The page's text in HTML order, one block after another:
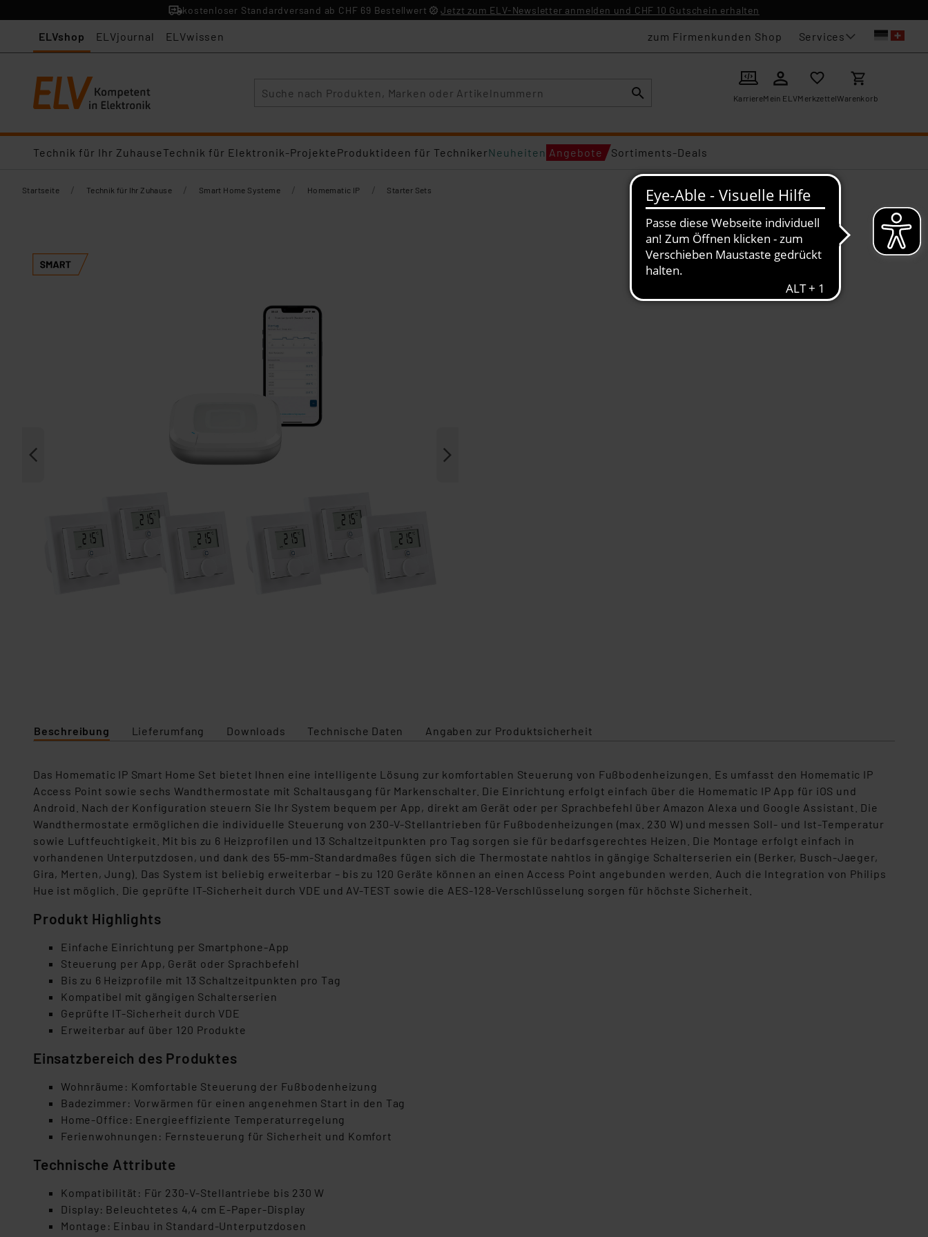
kostenloser Standardversand ab CHF 69 Bestellwert Jetzt zum ELV-Newsletter anmelden und CHF 10 Gutschein erhalten
ELVshop ELVjournal ELVwissen zum Firmenkunden Shop Services
KarriereMein ELVMerkzettelWarenkorb
Technik für Ihr ZuhauseTechnik für Elektronik-ProjekteProduktideen für TechnikerNeuheiten Angebote Sortiments-Deals
Startseite / Technik für Ihr Zuhause / Smart Home Systeme / Homematic IP / Starter Sets
Beschreibung Lieferumfang Downloads Technische Daten Angaben zur Produktsicherheit
Das Homematic IP Smart Home Set bietet Ihnen eine intelligente Lösung zur komfortablen Steuerung von Fußbodenheizungen. Es umfasst den Homematic IP
Access Point sowie sechs Wandthermostate mit Schaltausgang für Markenschalter. Die Einrichtung erfolgt einfach über die Homematic IP App für iOS und
Android. Nach der Konfiguration steuern Sie Ihr System bequem per App, direkt am Gerät oder per Sprachbefehl über Amazon Alexa und Google Assistant. Die
Wandthermostate ermöglichen die individuelle Steuerung von 230-V-Stellantrieben für Fußbodenheizungen (max. 230 W) und messen Soll- und Ist-Temperatur
sowie Luftfeuchtigkeit. Mit bis zu 6 Heizprofilen und 13 Schaltzeitpunkten pro Tag sorgen sie für bedarfsgerechtes Heizen. Die Montage erfolgt einfach in
vorhandenen Unterputzdosen, und dank des 55-mm-Standardmaßes fügen sich die Thermostate nahtlos in gängige Schalterserien ein (Berker, Busch-Jaeger,
Gira, Merten, Jung). Das System ist beliebig erweiterbar – bis zu 120 Geräte können an einen Access Point angebunden werden. Auch die Integration von Philips
Hue ist möglich. Die geprüfte IT-Sicherheit durch VDE und AV-TEST sowie die AES-128-Verschlüsselung sorgen für höchste Sicherheit.
Produkt Highlights
Einfache Einrichtung per Smartphone-App
Steuerung per App, Gerät oder Sprachbefehl
Bis zu 6 Heizprofile mit 13 Schaltzeitpunkten pro Tag
Kompatibel mit gängigen Schalterserien
Geprüfte IT-Sicherheit durch VDE
Erweiterbar auf über 120 Produkte
Einsatzbereich des Produktes
Wohnräume: Komfortable Steuerung der Fußbodenheizung
Badezimmer: Vorwärmen für einen angenehmen Start in den Tag
Home-Office: Energieeffiziente Temperaturregelung
Ferienwohnungen: Fernsteuerung für Sicherheit und Komfort
Technische Attribute
Kompatibilität: Für 230-V-Stellantriebe bis 230 W
Display: Beleuchtetes 4,4 cm E-Paper-Display
Montage: Einbau in Standard-Unterputzdosen